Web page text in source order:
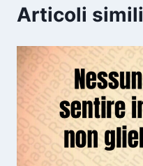
Articoli simili